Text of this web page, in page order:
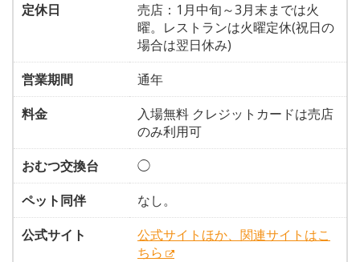
定休日
売店：1月中旬～3月末までは火
曜。レストランは火曜定休(祝日の
場合は翌日休み)
営業期間
通年
料金
入場無料 クレジットカードは売店
のみ利用可
おむつ交換台
◯
ペット同伴
なし。
公式サイト
公式サイトほか、関連サイトはこ
ちら